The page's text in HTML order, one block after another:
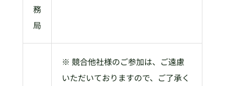
務
局
※ 競合他社様のご参加は、ご遠慮
いただいておりますので、ご了承く